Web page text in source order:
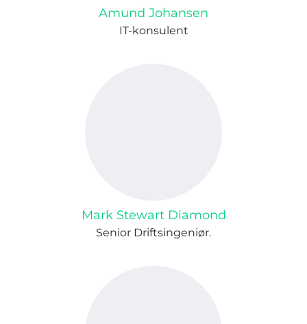
Amund Johansen
IT-konsulent
Mark Stewart Diamond
Senior Driftsingeniør.